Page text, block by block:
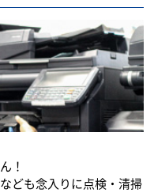
！
ども念入りに点検・清掃